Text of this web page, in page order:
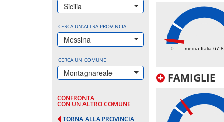
Sicilia
CERCA UN'ALTRA PROVINCIA
Messina
CERCA UN COMUNE
Montagnareale
CONFRONTA
CON UN ALTRO COMUNE
TORNA ALLA PROVINCIA
media Italia 67.8
0
FAMIGLIE